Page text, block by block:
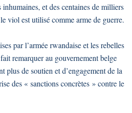
et des centaines de milliers
viol est utilisé comme arme de guerre.
par l’armée rwandaise et les rebelles
remarquer au gouvernement belge
plus de soutien et d’engagement de la
des « sanctions concrètes » contre le